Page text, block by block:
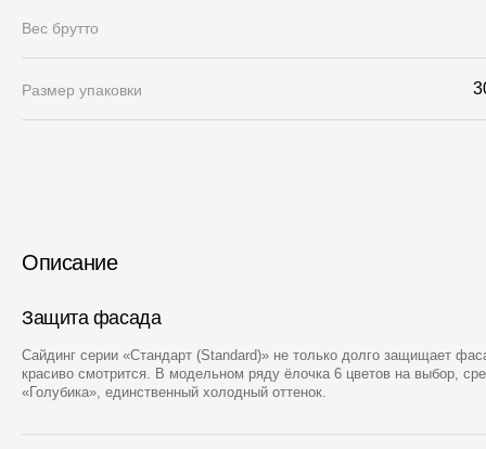
Вес брутто
Размер упаковки
Описание
Защита фасада
Сайдинг серии «Стандарт (Standard)» не только долго защищает
красиво смотрится. В модельном ряду ёлочка 6 цветов на выбор,
«Голубика», единственный холодный оттенок.